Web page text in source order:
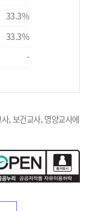
33.3%
33.3%
-
, 보건교사, 영양교사에